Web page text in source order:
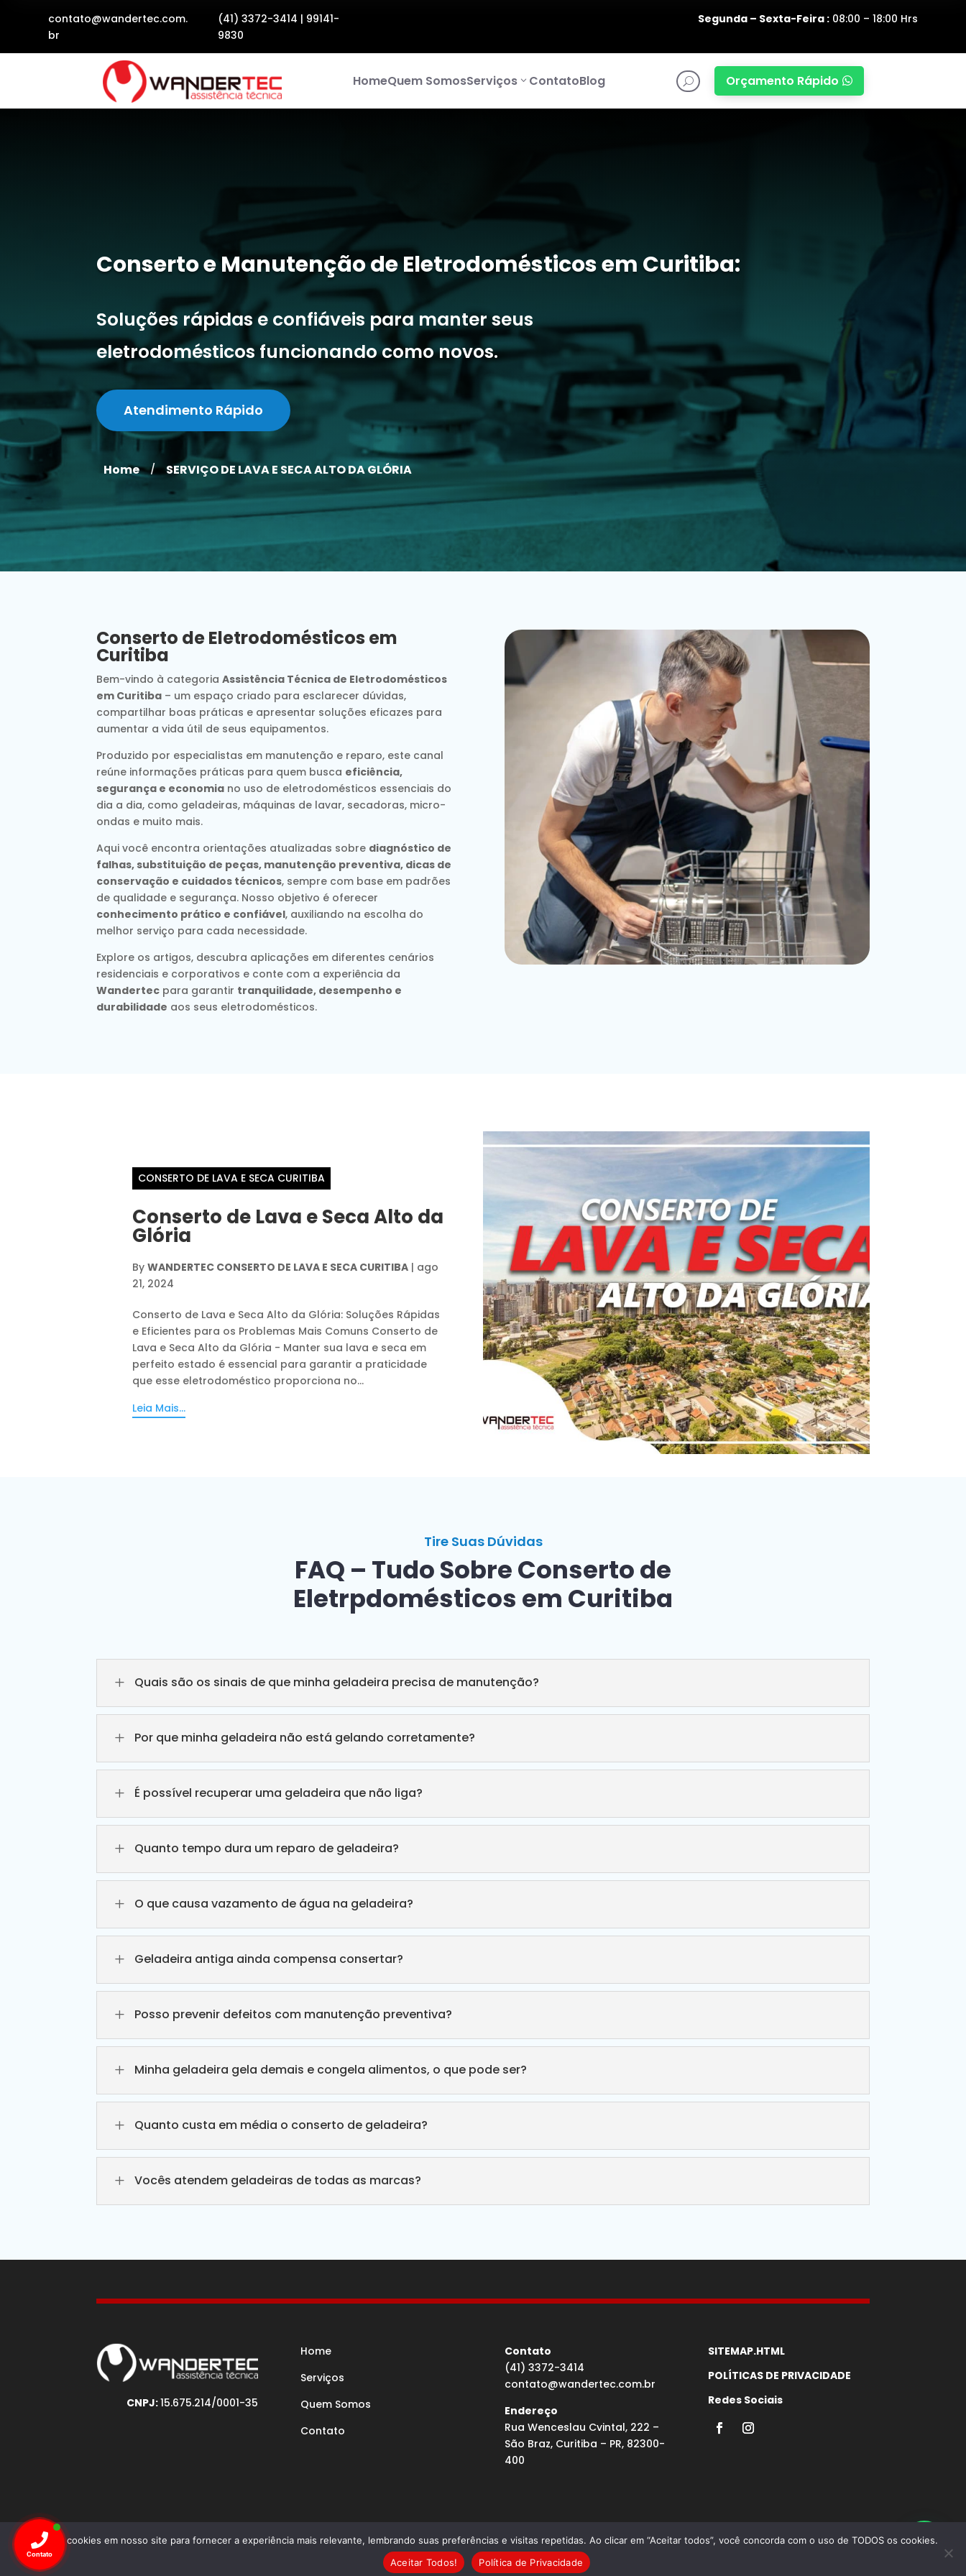
contato@wandertec.com.
br
(41) 3372-3414 | 99141-
9830
Segunda – Sexta-Feira :08:00 – 18:00 Hrs
HomeQuem SomosServiços ContatoBlog U Orçamento Rápido 
Conserto e Manutenção de Eletrodomésticos em Curitiba:
Soluções rápidas e confiáveis para manter seus
eletrodomésticos funcionando como novos.
Atendimento Rápido
Home / SERVIÇO DE LAVA E SECA ALTO DA GLÓRIA
Conserto de Eletrodomésticos em
Curitiba
Bem-vindo à categoriaAssistência Técnica de Eletrodomésticos
em Curitiba – um espaço criado para esclarecer dúvidas,
compartilhar boas práticas e apresentar soluções eficazes para
aumentar a vida útil de seus equipamentos.
Produzido por especialistas em manutenção e reparo, este canal
reúne informações práticas para quem busca eficiência,
segurança e economia no uso de eletrodomésticos essenciais do
dia a dia, como geladeiras, máquinas de lavar, secadoras, micro-
ondas e muito mais.
Aqui você encontra orientações atualizadas sobre diagnóstico de
falhas, substituição de peças, manutenção preventiva, dicas de
conservação e cuidados técnicos, sempre com base em padrões
de qualidade e segurança. Nosso objetivo é oferecer
conhecimento prático e confiável, auxiliando na escolha do
melhor serviço para cada necessidade.
Explore os artigos, descubra aplicações em diferentes cenários
residenciais e corporativos e conte com a experiência da
Wandertec para garantir tranquilidade, desempenho e
durabilidade aos seus eletrodomésticos.
CONSERTO DE LAVA E SECA CURITIBA
Conserto de Lava e Seca Alto da
Glória
ByWANDERTEC CONSERTO DE LAVA E SECA CURITIBA | ago
21, 2024
Conserto de Lava e Seca Alto da Glória: Soluções Rápidas
e Eficientes para os Problemas Mais Comuns Conserto de
Lava e Seca Alto da Glória - Manter sua lava e seca em
perfeito estado é essencial para garantir a praticidade
que esse eletrodoméstico proporciona no...
Leia Mais...
Tire Suas Dúvidas
FAQ – Tudo Sobre Conserto de
Eletrpdomésticos em Curitiba
L Quais são os sinais de que minha geladeira precisa de manutenção?
L Por que minha geladeira não está gelando corretamente?
L É possível recuperar uma geladeira que não liga?
L Quanto tempo dura um reparo de geladeira?
L O que causa vazamento de água na geladeira?
L Geladeira antiga ainda compensa consertar?
L Posso prevenir defeitos com manutenção preventiva?
L Minha geladeira gela demais e congela alimentos, o que pode ser?
L Quanto custa em média o conserto de geladeira?
L Vocês atendem geladeiras de todas as marcas?
CNPJ:15.675.214/0001-35
Home
Serviços
Quem Somos
Contato
Contato
(41) 3372-3414
contato@wandertec.com.br
Endereço
Rua Wenceslau Cvintal, 222 –
São Braz, Curitiba – PR, 82300-
400
SITEMAP.HTML
POLÍTICAS DE PRIVACIDADE
Redes Sociais
Desenvolvido por Agência Microsenior | Websites e Posicionamento Google
Usamos cookies em nosso site para fornecer a experiência mais relevante, lembrando suas preferências e visitas repetidas. Ao clicar em “Aceitar todos”, você concorda com o uso de TODOS os cookies.
Aceitar Todos!
Política de Privacidade
Contato